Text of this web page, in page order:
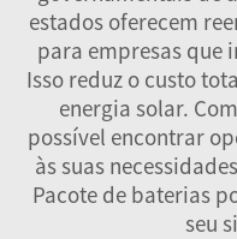
estados oferecem
para empresas que
Isso reduz o custo
energia solar.
possível encontrar
às suas
Pacote de baterias
seu